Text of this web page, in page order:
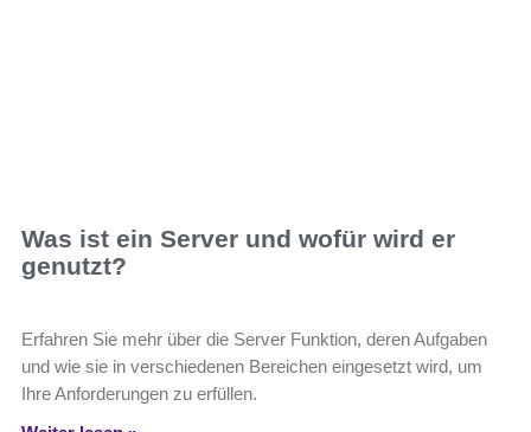
Was ist ein Server und wofür wird er
genutzt?
Erfahren Sie mehr über die Server Funktion, deren Aufgaben
und wie sie in verschiedenen Bereichen eingesetzt wird, um
Ihre Anforderungen zu erfüllen.